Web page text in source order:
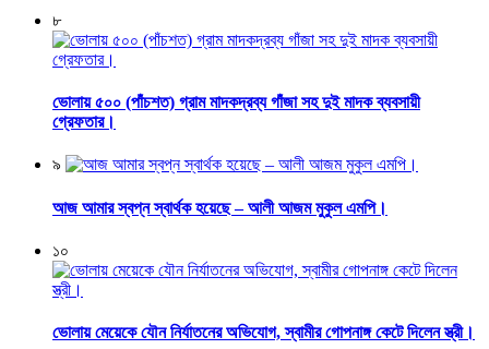
৮
ভোলায় ৫০০ (পাঁচশত) গ্রাম মাদকদ্রব্য গাঁজা সহ দুই মাদক ব্যবসায়ী
গ্রেফতার।
৯
আজ আমার স্বপ্ন স্বার্থক হয়েছে – আলী আজম মুকুল এমপি।
১০
ভোলায় মেয়েকে যৌন নির্যাতনের অভিযোগ, স্বামীর গোপনাঙ্গ কেটে দিলেন স্ত্রী।